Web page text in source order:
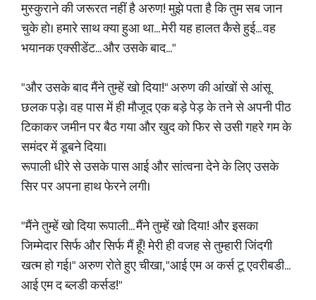
मुस्कुराने की जरूरत नहीं है अरुण! मुझे पता है कि तुम सब जान
चुके हो। हमारे साथ क्या हुआ था... मेरी यह हालत कैसे हुई... वह
भयानक एक्सीडेंट... और उसके बाद..."
​"और उसके बाद मैंने तुम्हें खो दिया!" अरुण की आंखों से आंसू
छलक पड़े। वह पास में ही मौजूद एक बड़े पेड़ के तने से अपनी पीठ
टिकाकर जमीन पर बैठ गया और खुद को फिर से उसी गहरे गम के
समंदर में डूबने दिया।
​रूपाली धीरे से उसके पास आई और सांत्वना देने के लिए उसके
सिर पर अपना हाथ फेरने लगी।
​"मैंने तुम्हें खो दिया रूपाली... मैंने तुम्हें खो दिया! और इसका
जिम्मेदार सिर्फ और सिर्फ मैं हूँ! मेरी ही वजह से तुम्हारी जिंदगी
खत्म हो गई।" अरुण रोते हुए चीखा, "आई एम अ कर्स टू एवरीबडी...
आई एम द ब्लडी कर्सड!"